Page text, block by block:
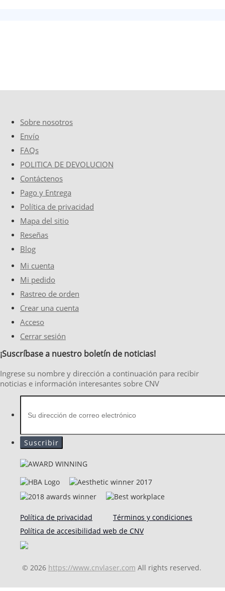
Sobre nosotros
Envío
FAQs
POLITICA DE DEVOLUCION
Contáctenos
Pago y Entrega
Política de privacidad
Mapa del sitio
Reseñas
Blog
Mi cuenta
Mi pedido
Rastreo de orden
Crear una cuenta
Acceso
Cerrar sesión
¡Suscríbase a nuestro boletín de noticias!
Ingrese su nombre y dirección a continuación para recibir
noticias e información interesantes sobre CNV
Política de privacidad
Términos y condiciones
Política de accesibilidad web de CNV
© 2026 https://www.cnvlaser.com All rights reserved.